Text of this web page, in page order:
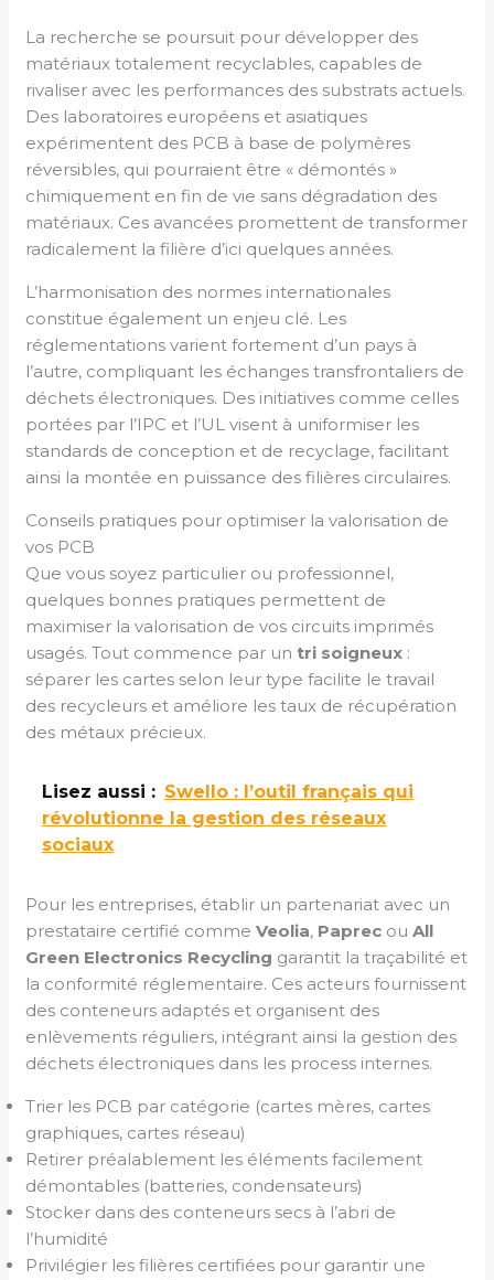
La recherche se poursuit pour développer des
matériaux totalement recyclables, capables de
rivaliser avec les performances des substrats actuels.
Des laboratoires européens et asiatiques
expérimentent des PCB à base de polymères
réversibles, qui pourraient être « démontés »
chimiquement en fin de vie sans dégradation des
matériaux. Ces avancées promettent de transformer
radicalement la filière d’ici quelques années.
L’harmonisation des normes internationales
constitue également un enjeu clé. Les
réglementations varient fortement d’un pays à
l’autre, compliquant les échanges transfrontaliers de
déchets électroniques. Des initiatives comme celles
portées par l’IPC et l’UL visent à uniformiser les
standards de conception et de recyclage, facilitant
ainsi la montée en puissance des filières circulaires.
Conseils pratiques pour optimiser la valorisation de
vos PCB
Que vous soyez particulier ou professionnel,
quelques bonnes pratiques permettent de
maximiser la valorisation de vos circuits imprimés
usagés. Tout commence par untri soigneux :
séparer les cartes selon leur type facilite le travail
des recycleurs et améliore les taux de récupération
des métaux précieux.
Lisez aussi : Swello : l’outil français qui
révolutionne la gestion des réseaux
sociaux
Pour les entreprises, établir un partenariat avec un
prestataire certifié commeVeolia, Paprec ouAll
Green Electronics Recycling garantit la traçabilité et
la conformité réglementaire. Ces acteurs fournissent
des conteneurs adaptés et organisent des
enlèvements réguliers, intégrant ainsi la gestion des
déchets électroniques dans les process internes.
Trier les PCB par catégorie (cartes mères, cartes
graphiques, cartes réseau)
Retirer préalablement les éléments facilement
démontables (batteries, condensateurs)
Stocker dans des conteneurs secs à l’abri de
l’humidité
Privilégier les filières certifiées pour garantir une